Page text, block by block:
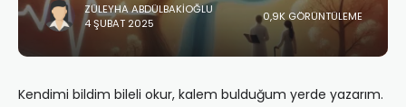
ZÜLEYHA ABDÜLBAKIOĞLU
4 ŞUBAT 2025
0,9K GÖRÜNTÜLEME
Kendimi bildim bileli okur, kalem bulduğum yerde yazarım.